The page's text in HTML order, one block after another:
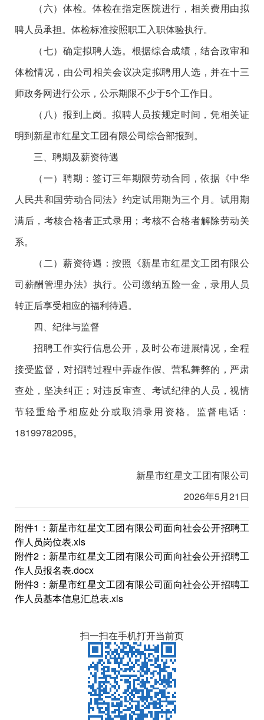
（六）体检。体检在指定医院进行，相关费用由拟
聘人员承担。体检标准按照职工入职体验执行。
（七）确定拟聘人选。根据综合成绩，结合政审和
体检情况，由公司相关会议决定拟聘用人选，并在十三
师政务网进行公示，公示期限不少于5个工作日。
（八）报到上岗。拟聘人员按规定时间，凭相关证
明到新星市红星文工团有限公司综合部报到。
三、聘期及薪资待遇
（一）聘期：签订三年期限劳动合同，依据《中华
人民共和国劳动合同法》约定试用期为三个月。试用期
满后，考核合格者正式录用；考核不合格者解除劳动关
系。
（二）薪资待遇：按照《新星市红星文工团有限公
司薪酬管理办法》执行。公司缴纳五险一金，录用人员
转正后享受相应的福利待遇。
四、纪律与监督
招聘工作实行信息公开，及时公布进展情况，全程
接受监督，对招聘过程中弄虚作假、营私舞弊的，严肃
查处，坚决纠正；对违反审查、考试纪律的人员，视情
节轻重给予相应处分或取消录用资格。监督电话：
18199782095。
新星市红星文工团有限公司
2026年5月21日
附件1：新星市红星文工团有限公司面向社会公开招聘工
作人员岗位表.xls
附件2：新星市红星文工团有限公司面向社会公开招聘工
作人员报名表.docx
附件3：新星市红星文工团有限公司面向社会公开招聘工
作人员基本信息汇总表.xls
扫一扫在手机打开当前页